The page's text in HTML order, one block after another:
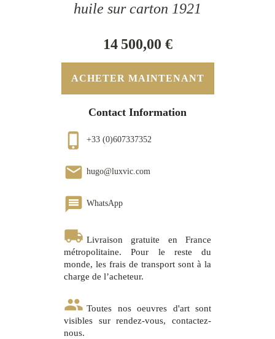
huile sur carton 1921
14 500,00 €
ACHETER MAINTENANT
Contact Information
phone_iphone +33 (0)607337352
email hugo@luxvic.com
message WhatsApp
local_shipping Livraison gratuite en France
métropolitaine. Pour le reste du
monde, les frais de transport sont à la
charge de l’acheteur.
group Toutes nos oeuvres d'art sont
visibles sur rendez-vous, contactez-
nous.